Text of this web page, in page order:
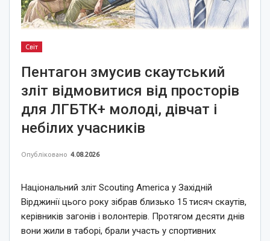
Світ
Пентагон змусив скаутський
зліт відмовитися від просторів
для ЛГБТК+ молоді, дівчат і
небілих учасників
Опубліковано 4.08.2026
Національний зліт Scouting America у Західній
Вірджинії цього року зібрав близько 15 тисяч скаутів,
керівників загонів і волонтерів. Протягом десяти днів
вони жили в таборі, брали участь у спортивних